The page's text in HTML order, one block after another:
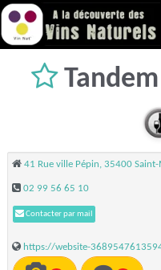
41 Rue ville Pépin, 35400
02 99 56 65 10
Contacter par mail
https://website-